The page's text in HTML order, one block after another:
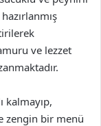
ve lezzet
kalmayıp,
zengin bir menü